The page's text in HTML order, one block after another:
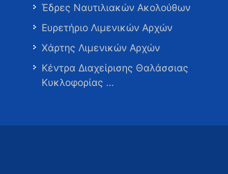
Έδρες Ναυτιλιακών Ακολούθων
Ευρετήριο Λιμενικών Αρχών
Χάρτης Λιμενικών Αρχών
Κέντρα Διαχείρισης Θαλάσσιας
Κυκλοφορίας …